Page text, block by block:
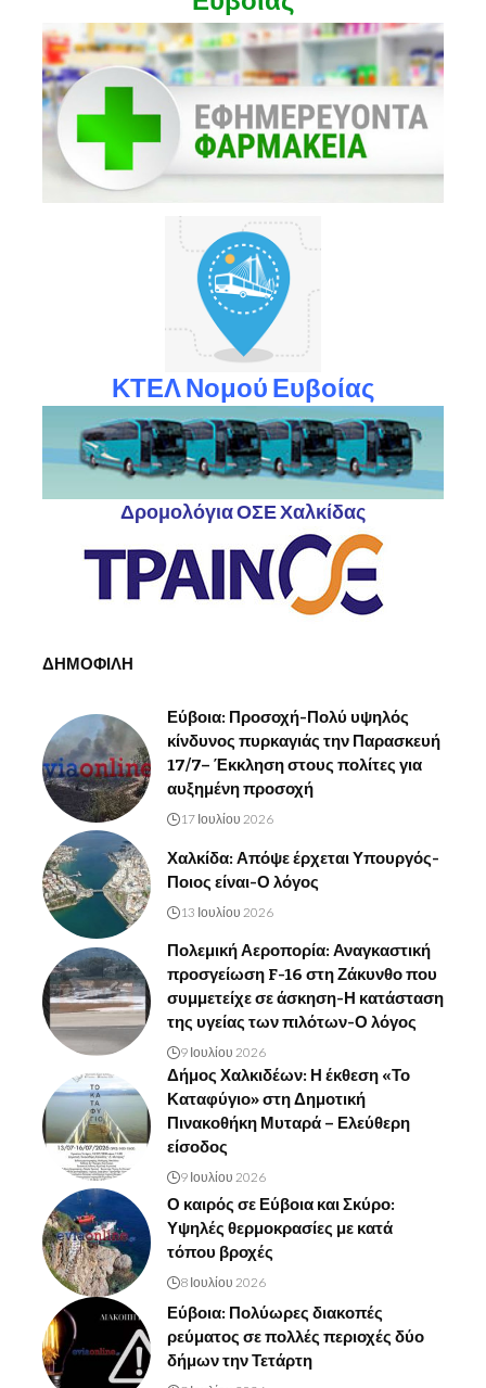
ΚΤΕΛ Νομού Ευβοίας
Δρομολόγια ΟΣΕ Χαλκίδας
ΔΗΜΟΦΙΛΗ
Εύβοια: Προσοχή-Πολύ υψηλός
κίνδυνος πυρκαγιάς την Παρασκευή
17/7– Έκκληση στους πολίτες για
αυξημένη προσοχή
17 Ιουλίου 2026
Χαλκίδα: Απόψε έρχεται Υπουργός-
Ποιος είναι-Ο λόγος
13 Ιουλίου 2026
Πολεμική Αεροπορία: Αναγκαστική
προσγείωση F-16 στη Ζάκυνθο που
συμμετείχε σε άσκηση-Η κατάσταση
της υγείας των πιλότων-Ο λόγος
9 Ιουλίου 2026
Δήμος Χαλκιδέων: Η έκθεση «Το
Καταφύγιο» στη Δημοτική
Πινακοθήκη Μυταρά – Ελεύθερη
είσοδος
9 Ιουλίου 2026
Ο καιρός σε Εύβοια και Σκύρο:
Υψηλές θερμοκρασίες με κατά
τόπου βροχές
8 Ιουλίου 2026
Εύβοια: Πολύωρες διακοπές
ρεύματος σε πολλές περιοχές δύο
δήμων την Τετάρτη